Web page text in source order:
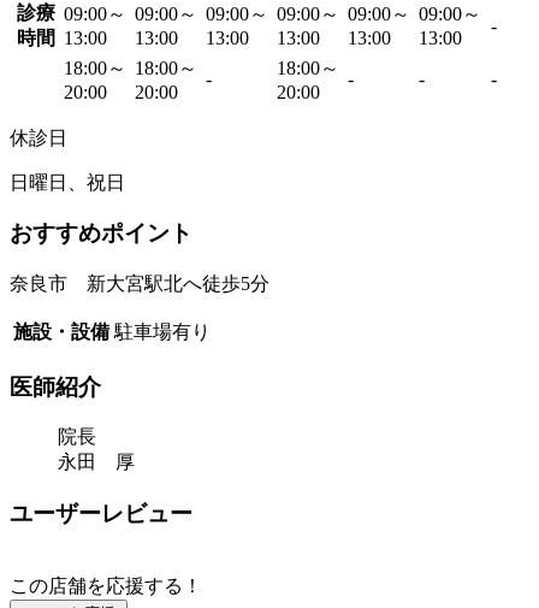
診療
時間
09:00～
13:00
09:00～
13:00
09:00～
13:00
09:00～
13:00
09:00～
13:00
09:00～
13:00
-
18:00～
20:00
18:00～
20:00
-
18:00～
20:00
- - -
休診日
日曜日、祝日
おすすめポイント
奈良市 新大宮駅北へ徒歩5分
施設・設備 駐車場有り
医師紹介
院長
永田 厚
ユーザーレビュー
この店舗を応援する！